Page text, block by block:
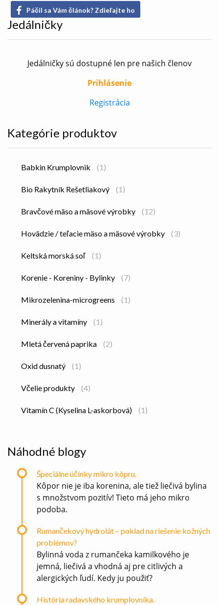
Jedálničky
Jedálničky sú dostupné len pre našich členov
Prihlásenie
Registrácia
Kategórie produktov
Babkin Krumplovnik (1)
Bio Rakytník Rešetliakový (1)
Bravčové mäso a mäsové výrobky (12)
Hovädzie / teľacie mäso a mäsové výrobky (3)
Keltská morská soľ (1)
Korenie - Koreniny - Bylinky (7)
Mikrozelenina-microgreens (1)
Minerály a vitamíny (1)
Mletá červená paprika (2)
Oxid dusnatý (1)
Včelie produkty (4)
Vitamín C (Kyselina L-askorbová) (1)
Náhodné blogy
Špeciálne účinky mikro kôpru.
Kôpor nie je iba korenina, ale tiež liečivá bylina
s množstvom pozitív! Tieto má jeho mikro
podoba.
Rumančekový hydrolát – poklad na riešenie kožných
problémov?
Bylinná voda z rumančeka kamilkového je
jemná, liečivá a vhodná aj pre citlivých a
alergických ľudí. Kedy ju použiť?
História radavského krumplovníka.
Páčil sa Vám článok? Zdieľajte ho